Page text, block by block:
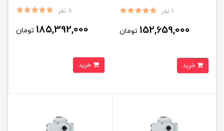
1 نفر
152,659,000 تومان
8 نفر
185,392,000 تومان